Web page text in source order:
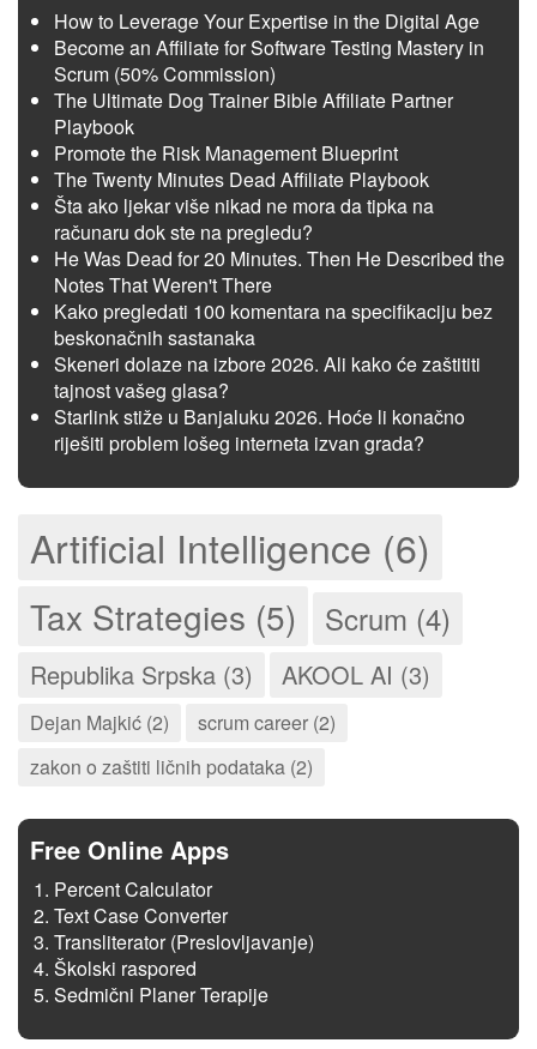
How to Leverage Your Expertise in the Digital Age
Become an Affiliate for Software Testing Mastery in
Scrum (50% Commission)
The Ultimate Dog Trainer Bible Affiliate Partner
Playbook
Promote the Risk Management Blueprint
The Twenty Minutes Dead Affiliate Playbook
Šta ako ljekar više nikad ne mora da tipka na
računaru dok ste na pregledu?
He Was Dead for 20 Minutes. Then He Described the
Notes That Weren't There
Kako pregledati 100 komentara na specifikaciju bez
beskonačnih sastanaka
Skeneri dolaze na izbore 2026. Ali kako će zaštititi
tajnost vašeg glasa?
Starlink stiže u Banjaluku 2026. Hoće li konačno
riješiti problem lošeg interneta izvan grada?
Artificial Intelligence (6)
Tax Strategies (5) Scrum (4)
Republika Srpska (3) AKOOL AI (3)
Dejan Majkić (2)
scrum career (2)
zakon o zaštiti ličnih podataka (2)
Free Online Apps
Percent Calculator
Text Case Converter
Transliterator (Preslovljavanje)
Školski raspored
Sedmični Planer Terapije